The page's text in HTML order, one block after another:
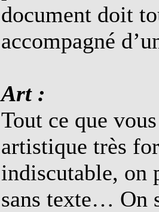
document doit
accompagné
Art :
Tout ce que
artistique très
indiscutable, on
sans texte… On